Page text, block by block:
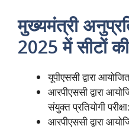
मुख्यमंत्री
2025 में सीटों
यूपीएससी द्वारा
आरपीएससी द्वारा
संयुक्त प्रतियोगी
आरपीएससी द्वारा